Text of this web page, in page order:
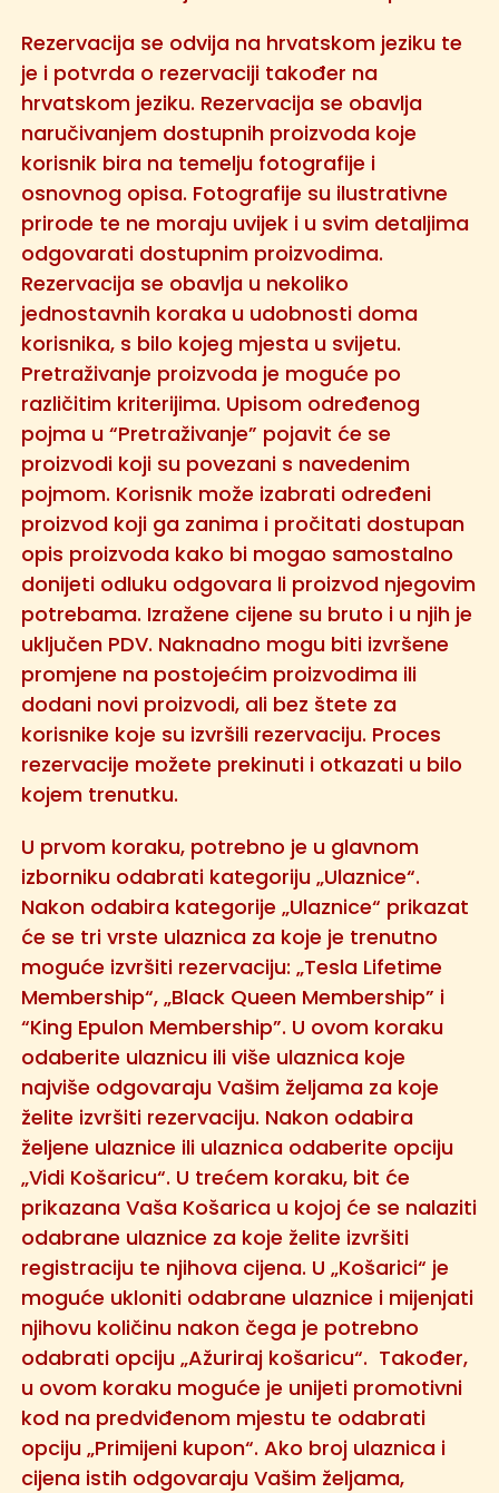
Rezervacija se odvija na hrvatskom jeziku te
je i potvrda o rezervaciji također na
hrvatskom jeziku. Rezervacija se obavlja
naručivanjem dostupnih proizvoda koje
korisnik bira na temelju fotografije i
osnovnog opisa. Fotografije su ilustrativne
prirode te ne moraju uvijek i u svim detaljima
odgovarati dostupnim proizvodima.
Rezervacija se obavlja u nekoliko
jednostavnih koraka u udobnosti doma
korisnika, s bilo kojeg mjesta u svijetu.
Pretraživanje proizvoda je moguće po
različitim kriterijima. Upisom određenog
pojma u “Pretraživanje” pojavit će se
proizvodi koji su povezani s navedenim
pojmom. Korisnik može izabrati određeni
proizvod koji ga zanima i pročitati dostupan
opis proizvoda kako bi mogao samostalno
donijeti odluku odgovara li proizvod njegovim
potrebama. Izražene cijene su bruto i u njih je
uključen PDV. Naknadno mogu biti izvršene
promjene na postojećim proizvodima ili
dodani novi proizvodi, ali bez štete za
korisnike koje su izvršili rezervaciju. Proces
rezervacije možete prekinuti i otkazati u bilo
kojem trenutku.
U prvom koraku, potrebno je u glavnom
izborniku odabrati kategoriju „Ulaznice“.
Nakon odabira kategorije „Ulaznice“ prikazat
će se tri vrste ulaznica za koje je trenutno
moguće izvršiti rezervaciju: „Tesla Lifetime
Membership“, „Black Queen Membership” i
“King Epulon Membership”. U ovom koraku
odaberite ulaznicu ili više ulaznica koje
najviše odgovaraju Vašim željama za koje
želite izvršiti rezervaciju. Nakon odabira
željene ulaznice ili ulaznica odaberite opciju
„Vidi Košaricu“. U trećem koraku, bit će
prikazana Vaša Košarica u kojoj će se nalaziti
odabrane ulaznice za koje želite izvršiti
registraciju te njihova cijena. U „Košarici“ je
moguće ukloniti odabrane ulaznice i mijenjati
njihovu količinu nakon čega je potrebno
odabrati opciju „Ažuriraj košaricu“. Također,
u ovom koraku moguće je unijeti promotivni
kod na predviđenom mjestu te odabrati
opciju „Primijeni kupon“. Ako broj ulaznica i
cijena istih odgovaraju Vašim željama,